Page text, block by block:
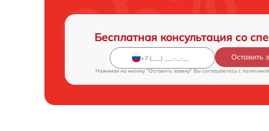
Бесплатная консультация со
Оставить
Нажимая на кнопку "Оставить заявку" Вы соглашаетесь c